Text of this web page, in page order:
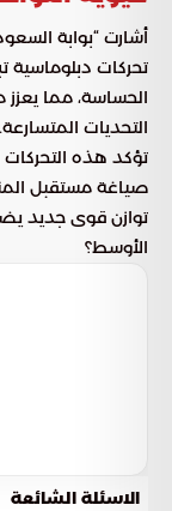
أشارت “بوابة
تحركات دبلوماسية
الحساسة، مما
التحديات المتسارعة.
تؤكد هذه
صياغة مستقبل
توازن قوى جديد
الأوسط؟
الاسئلة الشائعة